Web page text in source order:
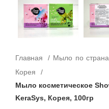
Главная
Мыло по
Корея
Мыло косметическое
KeraSys, Корея, 100гр